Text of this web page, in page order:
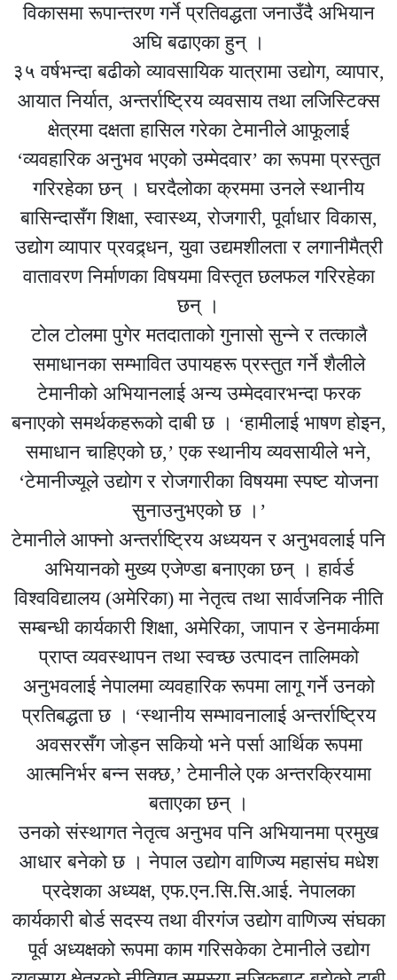
विकासमा रूपान्तरण गर्ने प्रतिवद्धता जनाउँदै अभियान
अघि बढाएका हुन् ।
३५ वर्षभन्दा बढीको व्यावसायिक यात्रामा उद्योग, व्यापार,
आयात निर्यात, अन्तर्राष्ट्रिय व्यवसाय तथा लजिस्टिक्स
क्षेत्रमा दक्षता हासिल गरेका टेमानीले आफूलाई
‘व्यवहारिक अनुभव भएको उम्मेदवार’ का रूपमा प्रस्तुत
गरिरहेका छन् । घरदैलोका क्रममा उनले स्थानीय
बासिन्दासँग शिक्षा, स्वास्थ्य, रोजगारी, पूर्वाधार विकास,
उद्योग व्यापार प्रवद्र्धन, युवा उद्यमशीलता र लगानीमैत्री
वातावरण निर्माणका विषयमा विस्तृत छलफल गरिरहेका
छन् ।
टोल टोलमा पुगेर मतदाताको गुनासो सुन्ने र तत्कालै
समाधानका सम्भावित उपायहरू प्रस्तुत गर्ने शैलीले
टेमानीको अभियानलाई अन्य उम्मेदवारभन्दा फरक
बनाएको समर्थकहरूको दाबी छ । ‘हामीलाई भाषण होइन,
समाधान चाहिएको छ,’ एक स्थानीय व्यवसायीले भने,
‘टेमानीज्यूले उद्योग र रोजगारीका विषयमा स्पष्ट योजना
सुनाउनुभएको छ ।’
टेमानीले आफ्नो अन्तर्राष्ट्रिय अध्ययन र अनुभवलाई पनि
अभियानको मुख्य एजेण्डा बनाएका छन् । हार्वर्ड
विश्वविद्यालय (अमेरिका) मा नेतृत्व तथा सार्वजनिक नीति
सम्बन्धी कार्यकारी शिक्षा, अमेरिका, जापान र डेनमार्कमा
प्राप्त व्यवस्थापन तथा स्वच्छ उत्पादन तालिमको
अनुभवलाई नेपालमा व्यवहारिक रूपमा लागू गर्ने उनको
प्रतिबद्धता छ । ‘स्थानीय सम्भावनालाई अन्तर्राष्ट्रिय
अवसरसँग जोड्न सकियो भने पर्सा आर्थिक रूपमा
आत्मनिर्भर बन्न सक्छ,’ टेमानीले एक अन्तरक्रियामा
बताएका छन् ।
उनको संस्थागत नेतृत्व अनुभव पनि अभियानमा प्रमुख
आधार बनेको छ । नेपाल उद्योग वाणिज्य महासंघ मधेश
प्रदेशका अध्यक्ष, एफ.एन.सि.सि.आई. नेपालका
कार्यकारी बोर्ड सदस्य तथा वीरगंज उद्योग वाणिज्य संघका
पूर्व अध्यक्षको रूपमा काम गरिसकेका टेमानीले उद्योग